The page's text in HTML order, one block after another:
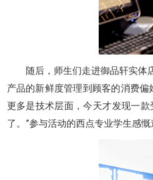
随后，师生们走进御品轩实体
产品的新鲜度管理到顾客的消费
更多是技术层面，今天才发现一
了。”参与活动的西点专业学生感慨